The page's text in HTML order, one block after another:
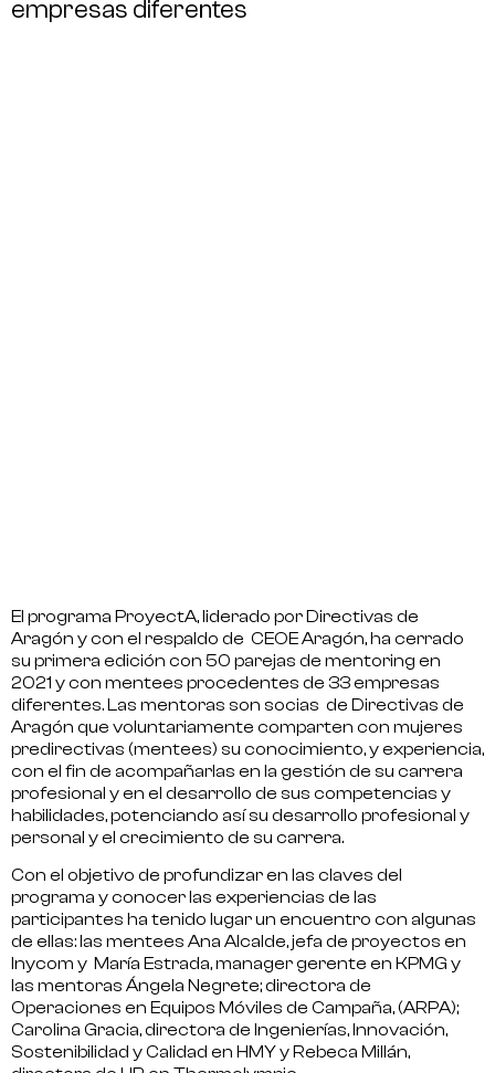
empresas diferentes
El programa ProyectA, liderado por Directivas de
Aragón y con el respaldo de CEOE Aragón, ha cerrado
su primera edición con 50 parejas de mentoring en
2021 y con mentees procedentes de 33 empresas
diferentes.Las mentoras son socias de Directivas de
Aragón que voluntariamente comparten con mujeres
predirectivas (mentees) su conocimiento, y experiencia,
con el fin de acompañarlas en la gestión de su carrera
profesional y en el desarrollo de sus competencias y
habilidades, potenciando así su desarrollo profesional y
personal y el crecimiento de su carrera.
Con el objetivo de profundizar en las claves del
programa y conocer las experiencias de las
participantes ha tenido lugar un encuentro con algunas
de ellas:las mentees Ana Alcalde, jefa de proyectos en
Inycom y María Estrada, manager gerente en KPMG y
las mentoras Ángela Negrete; directora de
Operaciones en Equipos Móviles de Campaña, (ARPA);
Carolina Gracia, directora de Ingenierías, Innovación,
Sostenibilidad y Calidad en HMY y Rebeca Millán,